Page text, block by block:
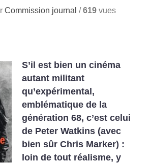
Commission journal /619 vues
S’il est bien un cinéma
autant militant
qu’expérimental,
emblématique de la
génération 68, c’est celui
de Peter Watkins (avec
bien sûr Chris Marker) :
loin de tout réalisme, y